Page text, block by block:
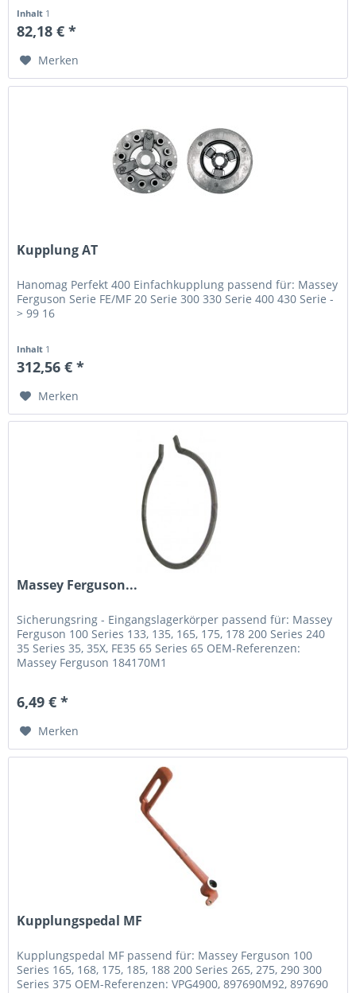
Inhalt 1
82,18 € *
Merken
Kupplung AT
Hanomag Perfekt 400 Einfachkupplung passend für: Massey
Ferguson Serie FE/MF 20 Serie 300 330 Serie 400 430 Serie -
> 99 16
Inhalt 1
312,56 € *
Merken
Massey Ferguson...
Sicherungsring - Eingangslagerkörper passend für: Massey
Ferguson 100 Series 133, 135, 165, 175, 178 200 Series 240
35 Series 35, 35X, FE35 65 Series 65 OEM-Referenzen:
Massey Ferguson 184170M1
6,49 € *
Merken
Kupplungspedal MF
Kupplungspedal MF passend für: Massey Ferguson 100
Series 165, 168, 175, 185, 188 200 Series 265, 275, 290 300
Series 375 OEM-Referenzen: VPG4900, 897690M92, 897690